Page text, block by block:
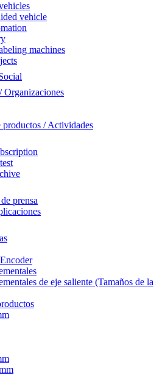
vehicle
machines
Organizaciones
productos / Actividades
prensa
de eje saliente (Tamaños de la